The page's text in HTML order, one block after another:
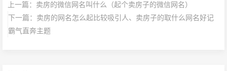
上一篇： 卖房的微信网名叫什么（起个卖房子的微信网名）
下一篇： 卖房的网名怎么起比较吸引人、卖房子的取什么网名好记
霸气直奔主题